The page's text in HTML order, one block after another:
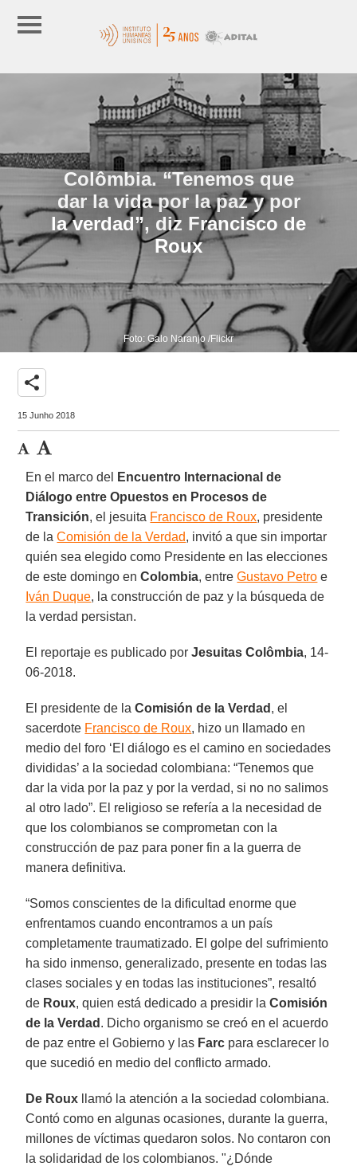
Colômbia. “Tenemos que
dar la vida por la paz y por
la verdad”, diz Francisco de
Roux
Foto: Galo Naranjo /Flickr
share
15 Junho 2018
En el marco del
Encuentro Internacional de
Diálogo entre Opuestos en Procesos de
Transición, el jesuita Francisco de Roux, presidente
de laComisión de la Verdad, invitó a que sin importar
quién sea elegido como Presidente en las elecciones
de este domingo enColombia, entreGustavo Petro e
Iván Duque, la construcción de paz y la búsqueda de
la verdad persistan.
El reportaje es publicado porJesuitas Colômbia, 14-
06-2018.
El presidente de laComisión de la Verdad , el
sacerdote Francisco de Roux, hizo un llamado en
medio del foro ‘El diálogo es el camino en sociedades
divididas’ a la sociedad colombiana: “Tenemos que
dar la vida por la paz y por la verdad, si no no salimos
al otro lado”. El religioso se refería a la necesidad de
que los colombianos se comprometan con la
construcción de paz para poner fin a la guerra de
manera definitiva.
“Somos conscientes de la dificultad enorme que
enfrentamos cuando encontramos a un país
completamente traumatizado. El golpe del sufrimiento
ha sido inmenso, generalizado, presente en todas las
clases sociales y en todas las instituciones”, resaltó
de Roux, quien está dedicado a presidir laComisión
de la Verdad . Dicho organismo se creó en el acuerdo
de paz entre el Gobierno y las Farc para esclarecer lo
que sucedió en medio del conflicto armado.
De Roux llamó la atención a la sociedad colombiana.
Contó como en algunas ocasiones, durante la guerra,
millones de víctimas quedaron solos. No contaron con
la solidaridad de los colombianos. "¿Dónde